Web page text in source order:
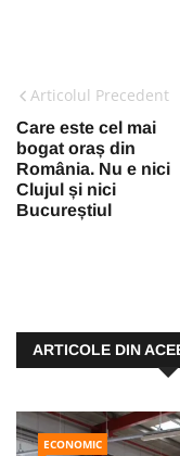
Articolul Precedent
Care este cel mai
bogat oraș din
România. Nu e nici
Clujul și nici
Bucureștiul
ARTICOLE DIN
ECONOMIC